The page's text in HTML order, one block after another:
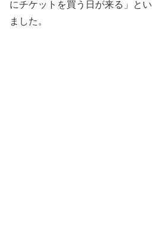
にチケットを買う日が来る」と
ました。